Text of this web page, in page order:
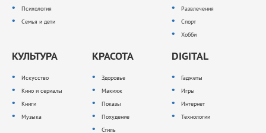
Психология
Семья и дети
Развлечения
Спорт
Хобби
КУЛЬТУРА
Искусство
Кино и сериалы
Книги
Музыка
КРАСОТА
Здоровье
Макияж
Показы
Похудение
Стиль
DIGITAL
Гаджеты
Игры
Интернет
Технологии